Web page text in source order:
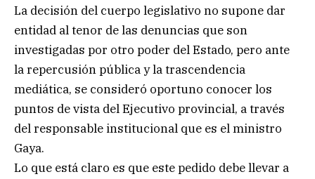
La decisión del cuerpo legislativo no supone dar
entidad al tenor de las denuncias que son
investigadas por otro poder del Estado, pero ante
la repercusión pública y la trascendencia
mediática, se consideró oportuno conocer los
puntos de vista del Ejecutivo provincial, a través
del responsable institucional que es el ministro
Gaya.
Lo que está claro es que este pedido debe llevar a